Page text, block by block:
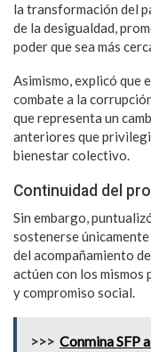
la transformación del
de la desigualdad,
poder que sea más
Asimismo, explicó que
combate a la
que representa un
anteriores que
bienestar colectivo.
Continuidad del
Sin embargo,
sostenerse
del acompañamiento
actúen con los
y compromiso social.
>>> Conmina SFP